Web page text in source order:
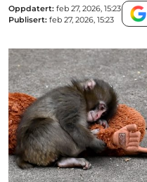
Oppdatert: feb 27, 2026, 15:23
Publisert: feb 27, 2026, 15:23